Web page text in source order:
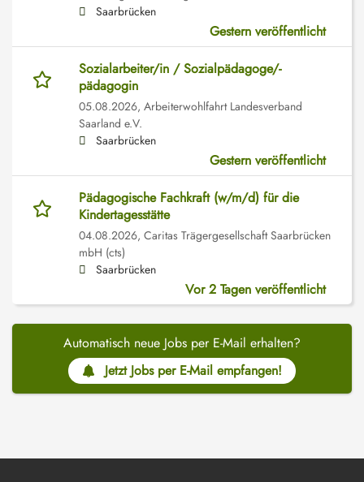
Saarbrücken
Gestern veröffentlicht
Sozialarbeiter/in / Sozialpädagoge/-
pädagogin
05.08.2026, Arbeiterwohlfahrt Landesverband
Saarland e.V.
Saarbrücken
Gestern veröffentlicht
Pädagogische Fachkraft (w/m/d) für die
Kindertagesstätte
04.08.2026, Caritas Trägergesellschaft Saarbrücken
mbH (cts)
Saarbrücken
Vor 2 Tagen veröffentlicht
Automatisch neue Jobs per E-Mail erhalten?
Jetzt Jobs per E-Mail empfangen!